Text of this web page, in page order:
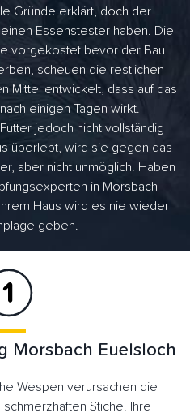
Gründe erklärt, doch der
Essenstester haben. Die
vorgekostet bevor der Bau
scheuen die restlichen
Mittel entwickelt, dass auf das
einigen Tagen wirkt.
jedoch nicht vollständig
überlebt, wird sie gegen das
aber nicht unmöglich. Haben
in Morsbach
Haus wird es nie wieder
geben.
Morsbach Euelsloch
Wespen verursachen die
Stiche. Ihre